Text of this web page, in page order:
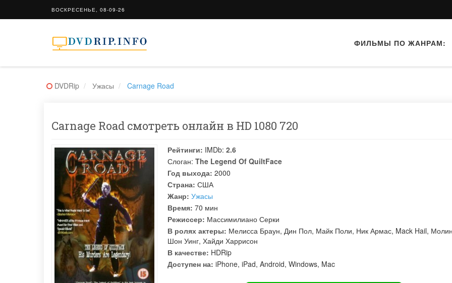
ВОСКРЕСЕНЬЕ, 08-09-26
ФИЛЬМЫ ПО ЖАНРАМ:
DVDRip Ужасы Carnage Road
Carnage Road смотреть онлайн в HD 1080 720
Рейтинги: IMDb: 2.6
Слоган: The Legend Of QuiltFace
Год выхода: 2000
Страна: США
Жанр: Ужасы
Время: 70 мин
Режиссер: Массимилиано Серки
В ролях актеры: Мелисса Браун, Дин Пол, Майк Поли, Ник Армас, Mack Hail,
Шон Уинг, Хайди Харрисон
В качестве: HDRip
Доступен на: iPhone, iPad, Android, Windows, Mac